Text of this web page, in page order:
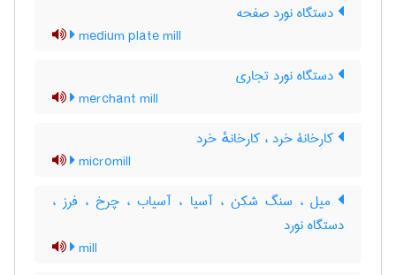
دستگاه نورد صفحه
medium plate mill
دستگاه نورد تجاری
merchant mill
کارخانۀ خرد ، کارخانهٔ خرد
micromill
میل ، سنگ شکن ، آسیا ، آسیاب ، چرخ ، فرز ،
دستگاه نورد
mill